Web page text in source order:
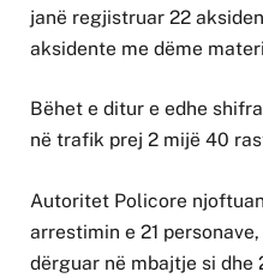
janë regjistruar 22
aksidente me dëme
Bëhet e ditur e edhe
në trafik prej 2 mijë 40
Autoritet Policore
arrestimin e 21
dërguar në mbajtje si dhe